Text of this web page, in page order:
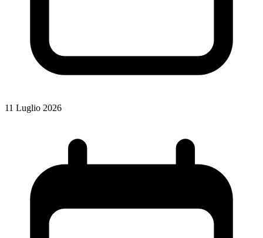
11 Luglio 2026